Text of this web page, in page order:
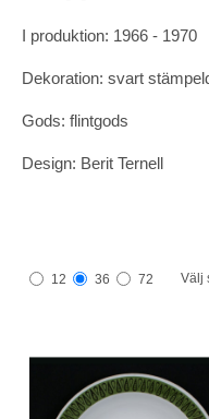
I produktion: 1966 - 1970
Dekoration: svart
Gods: flintgods
Design: Berit Ternell
12 36 72 Välj